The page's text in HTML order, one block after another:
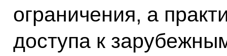
ограничения, а
доступа к